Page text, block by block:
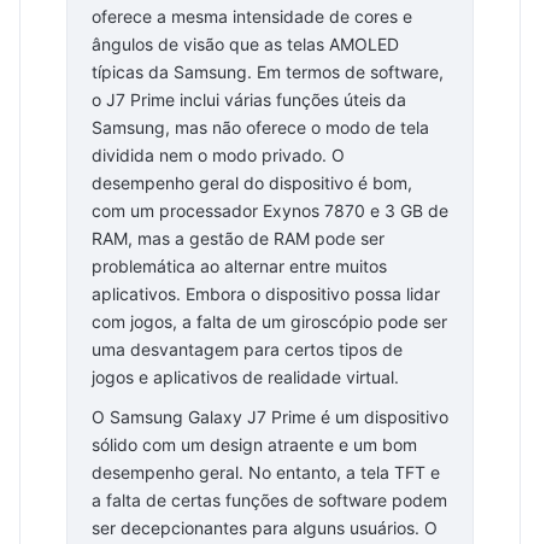
oferece a mesma intensidade de cores e
ângulos de visão que as telas AMOLED
típicas da Samsung. Em termos de software,
o J7 Prime inclui várias funções úteis da
Samsung, mas não oferece o modo de tela
dividida nem o modo privado. O
desempenho geral do dispositivo é bom,
com um processador Exynos 7870 e 3 GB de
RAM, mas a gestão de RAM pode ser
problemática ao alternar entre muitos
aplicativos. Embora o dispositivo possa lidar
com jogos, a falta de um giroscópio pode ser
uma desvantagem para certos tipos de
jogos e aplicativos de realidade virtual.
O Samsung Galaxy J7 Prime é um dispositivo
sólido com um design atraente e um bom
desempenho geral. No entanto, a tela TFT e
a falta de certas funções de software podem
ser decepcionantes para alguns usuários. O